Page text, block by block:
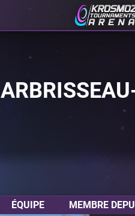
ÉQUIPE MEMBRE